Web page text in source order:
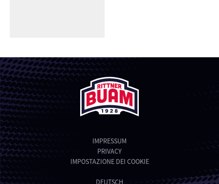
IMPRESSUM
PRIVACY
IMPOSTAZIONE DEI COOKIE
DEUTSCH